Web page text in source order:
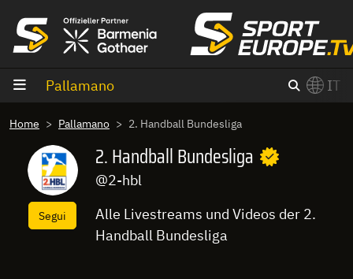
Pallamano IT
Switch to English?
Home Pallamano 2. Handball Bundesliga
Segui
2. Handball Bundesliga
@2-hbl
Alle Livestreams und Videos der 2.
Handball Bundesliga